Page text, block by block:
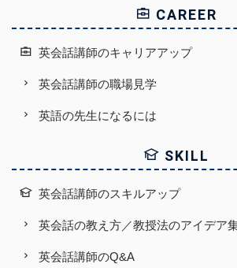
CAREER
英会話講師のキャリアアップ
英会話講師の職場見学
英語の先生になるには
SKILL
英会話講師のスキルアップ
英会話の教え方／教授法のアイデア
英会話講師のQ&A